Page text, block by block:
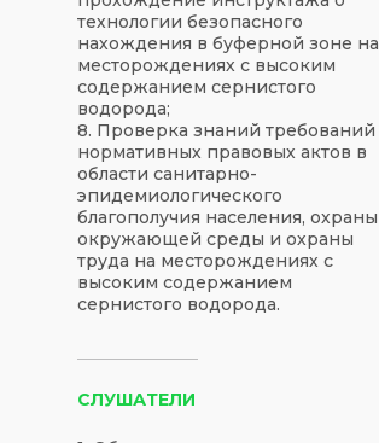
СЛУШАТЕЛИ
технологии безопасного
нахождения в буферной зоне на
месторождениях с высоким
содержанием сернистого
водорода;
8. Проверка знаний требований
нормативных правовых актов в
области санитарно-
эпидемиологического
благополучия населения, охраны
окружающей среды и охраны
труда на месторождениях с
высоким содержанием
сернистого водорода.